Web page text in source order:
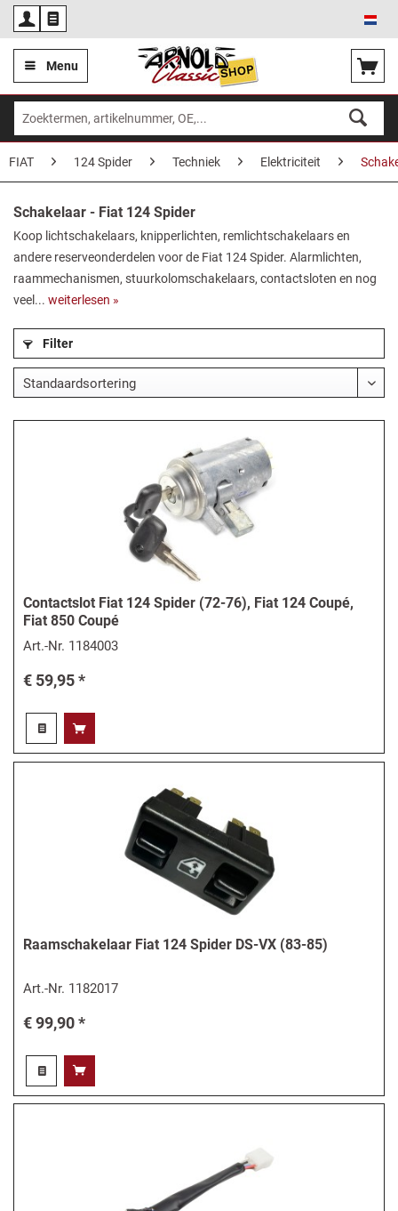
Menu
FIAT 124 Spider Techniek Elektriciteit
Schakelaar - Fiat 124 Spider
Koop lichtschakelaars, knipperlichten, remlichtschakelaars en
andere reserveonderdelen voor de Fiat 124 Spider. Alarmlichten,
raammechanismen, stuurkolomschakelaars, contactsloten en nog
veel... weiterlesen »
Filter
Contactslot Fiat 124 Spider (72-76), Fiat 124 Coupé,
Fiat 850 Coupé
Art.-Nr. 1184003
€ 59,95 *
Raamschakelaar Fiat 124 Spider DS-VX (83-85)
Art.-Nr. 1182017
€ 99,90 *